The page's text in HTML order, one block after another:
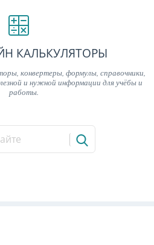
КАЛЬКУЛЯТОРЫ
конвертеры, формулы, справочники,
и нужной информации для учёбы и
работы.